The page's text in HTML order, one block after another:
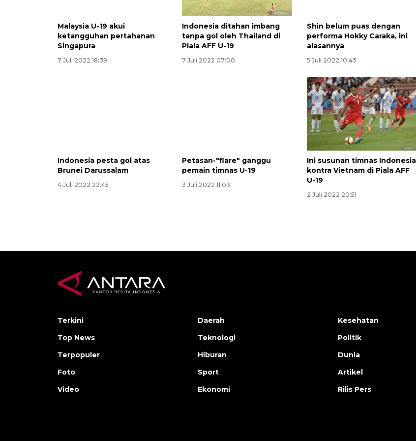
Malaysia U-19 akui
ketangguhan pertahanan
Singapura
7 Juli 2022 18:39
Indonesia ditahan imbang
tanpa gol oleh Thailand di
Piala AFF U-19
7 Juli 2022 07:00
Shin belum puas dengan
performa Hokky Caraka, ini
alasannya
5 Juli 2022 10:43
Indonesia pesta gol atas
Brunei Darussalam
4 Juli 2022 22:45
Petasan-"flare" ganggu
pemain timnas U-19
3 Juli 2022 11:03
Ini susunan timnas Indonesia
kontra Vietnam di Piala AFF
U-19
2 Juli 2022 20:51
Terkini
Top News
Terpopuler
Foto
Video
Daerah
Teknologi
Hiburan
Sport
Ekonomi
Kesehatan
Politik
Dunia
Artikel
Rilis Pers